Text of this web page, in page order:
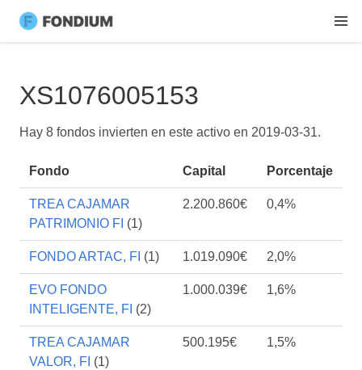
XS1076005153
Hay 8 fondos invierten en este activo en 2019-03-31.
Fondo Capital Porcentaje
TREA CAJAMAR
PATRIMONIO FI (1)
2.200.860€ 0,4%
FONDO ARTAC, FI (1) 1.019.090€ 2,0%
EVO FONDO
INTELIGENTE, FI (2)
1.000.039€ 1,6%
TREA CAJAMAR
VALOR, FI (1)
500.195€ 1,5%